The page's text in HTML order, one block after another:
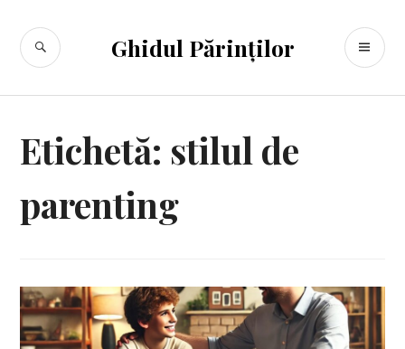
conținut
Ghidul Părinților
CĂUTARE
Etichetă: stilul de
parenting